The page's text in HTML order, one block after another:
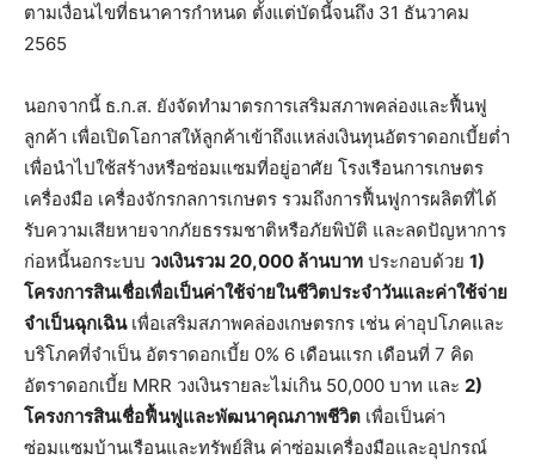
ตามเงื่อนไขที่ธนาคารกำหนด ตั้งแต่บัดนี้จนถึง 31 ธันวาคม
2565
นอกจากนี้ ธ.ก.ส. ยังจัดทำมาตรการเสริมสภาพคล่องและฟื้นฟู
ลูกค้า เพื่อเปิดโอกาสให้ลูกค้าเข้าถึงแหล่งเงินทุนอัตราดอกเบี้ยต่ำ
เพื่อนำไปใช้สร้างหรือซ่อมแซมที่อยู่อาศัย โรงเรือนการเกษตร
เครื่องมือ เครื่องจักรกลการเกษตร รวมถึงการฟื้นฟูการผลิตที่ได้
รับความเสียหายจากภัยธรรมชาติหรือภัยพิบัติ และลดปัญหาการ
ก่อหนี้นอกระบบ วงเงินรวม 20,000 ล้านบาท ประกอบด้วย 1)
โครงการสินเชื่อเพื่อเป็นค่าใช้จ่ายในชีวิตประจำวันและค่าใช้จ่าย
จำเป็นฉุกเฉินเพื่อเสริมสภาพคล่องเกษตรกร เช่น ค่าอุปโภคและ
บริโภคที่จำเป็น อัตราดอกเบี้ย 0% 6 เดือนแรก เดือนที่ 7 คิด
อัตราดอกเบี้ย MRR วงเงินรายละไม่เกิน 50,000 บาท และ 2)
โครงการสินเชื่อฟื้นฟูและพัฒนาคุณภาพชีวิต เพื่อเป็นค่า
ซ่อมแซมบ้านเรือนและทรัพย์สิน ค่าซ่อมเครื่องมือและอุปกรณ์